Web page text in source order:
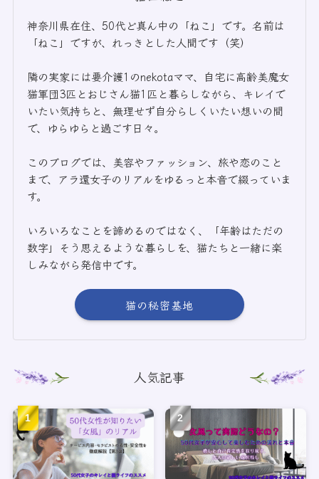
神奈川県在住、50代ど真ん中の「ねこ」です。名前は
「ねこ」ですが、れっきとした人間です（笑）
隣の実家には要介護1のnekotaママ、自宅に高齢美魔女
猫軍団3匹とおじさん猫1匹と暮らしながら、キレイで
いたい気持ちと、無理せず自分らしくいたい想いの間
で、ゆらゆらと過ごす日々。
このブログでは、美容やファッション、旅や恋のこと
まで、アラ還女子のリアルをゆるっと本音で綴っていま
す。
いろいろなことを諦めるのではなく、「年齢はただの
数字」そう思えるような暮らしを、猫たちと一緒に楽
しみながら発信中です。
猫の秘密基地
人気記事